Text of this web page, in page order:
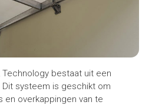
bestaat uit een
systeem is geschikt om
overkappingen van te